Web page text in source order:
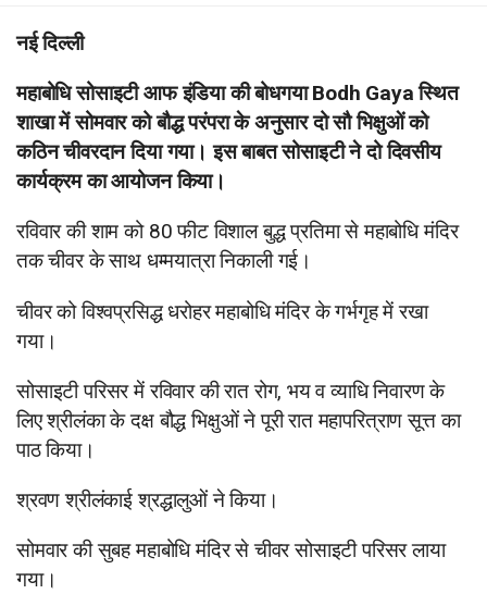
नई दिल्ली
महाबोधि सोसाइटी आफ इंडिया की बोधगया Bodh Gaya स्थित
शाखा में सोमवार को बौद्ध परंपरा के अनुसार दो सौ भिक्षुओं को
कठिन चीवरदान दिया गया। इस बाबत सोसाइटी ने दो दिवसीय
कार्यक्रम का आयोजन किया।
रविवार की शाम को 80 फीट विशाल बुद्ध प्रतिमा से महाबोधि मंदिर
तक चीवर के साथ धम्मयात्रा निकाली गई।
चीवर को विश्वप्रसिद्ध धरोहर महाबोधि मंदिर के गर्भगृह में रखा
गया।
सोसाइटी परिसर में रविवार की रात रोग, भय व व्याधि निवारण के
लिए श्रीलंका के दक्ष बौद्ध भिक्षुओं ने पूरी रात महापरित्राण सूत्त का
पाठ किया।
श्रवण श्रीलंकाई श्रद्धालुओं ने किया।
सोमवार की सुबह महाबोधि मंदिर से चीवर सोसाइटी परिसर लाया
गया।